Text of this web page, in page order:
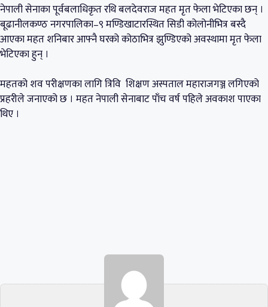
नेपाली सेनाका पूर्वबलाधिकृत रथि बलदेवराज महत मृत फेला भेटिएका छन् ।
बूढानीलकण्ठ नगरपालिका–९ मण्डिखाटारस्थित सिडी कोलोनीभित्र बस्दै
आएका महत शनिबार आफ्नै घरको कोठाभित्र झुण्डिएको अवस्थामा मृत फेला
भेटिएका हुन् ।
महतको शव परीक्षणका लागि त्रिवि शिक्षण अस्पताल महाराजगञ्ज लगिएको
प्रहरीले जनाएको छ । महत नेपाली सेनाबाट पाँच वर्ष पहिले अवकाश पाएका
थिए ।